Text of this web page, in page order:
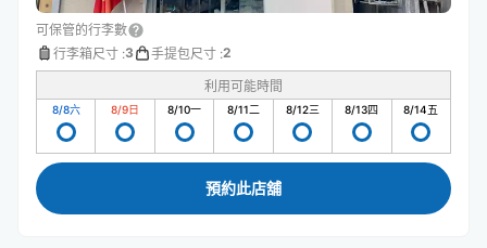
可保管的行李數
行李箱尺寸 :3 手提包尺寸 :2
利用可能時間
8/8六 8/9日 8/10一 8/11二 8/12三 8/13四 8/14五
預約此店舖